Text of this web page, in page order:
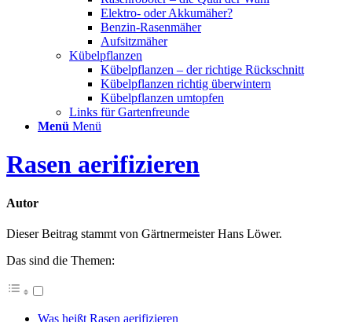
Elektro- oder Akkumäher?
Benzin-Rasenmäher
Aufsitzmäher
Kübelpflanzen
Kübelpflanzen – der richtige Rückschnitt
Kübelpflanzen richtig überwintern
Kübelpflanzen umtopfen
Links für Gartenfreunde
Menü Menü
Rasen aerifizieren
Autor
Dieser Beitrag stammt von Gärtnermeister Hans Löwer.
Das sind die Themen:
Was heißt Rasen aerifizieren